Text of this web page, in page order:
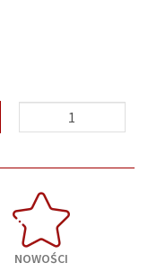
NOWOŚCI